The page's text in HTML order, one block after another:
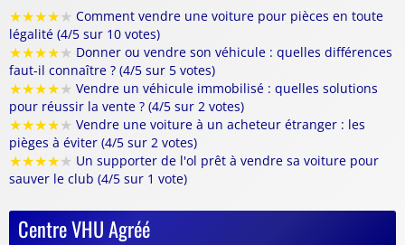
★★★★★ Comment vendre une voiture pour pièces en toute
légalité (4/5 sur 10 votes)
★★★★★ Donner ou vendre son véhicule : quelles différences
faut-il connaître ? (4/5 sur 5 votes)
★★★★★ Vendre un véhicule immobilisé : quelles solutions
pour réussir la vente ? (4/5 sur 2 votes)
★★★★★ Vendre une voiture à un acheteur étranger : les
pièges à éviter (4/5 sur 2 votes)
★★★★★ Un supporter de l'ol prêt à vendre sa voiture pour
sauver le club (4/5 sur 1 vote)
Centre VHU Agréé